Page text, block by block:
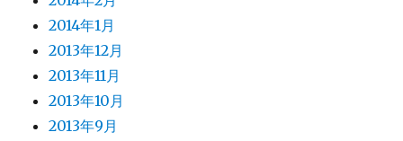
2014年1月
2013年12月
2013年11月
2013年10月
2013年9月